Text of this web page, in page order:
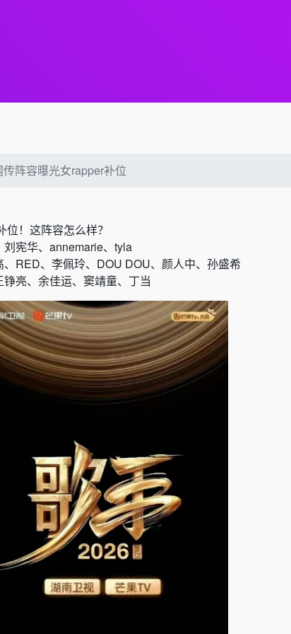
阵容曝光女rapper补位
！这阵容怎么样？
宪华、annemarie、tyla
RED、李佩玲、DOU DOU、颜人中、孙盛希
亮、余佳运、窦靖童、丁当